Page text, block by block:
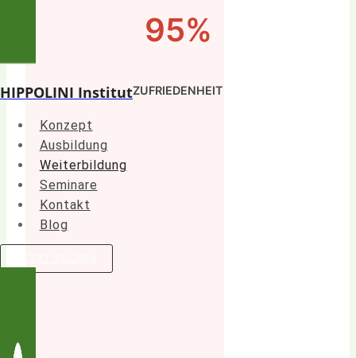
HIPPOLINI Institut
Konzept
Ausbildung
Weiterbildung
Seminare
Kontakt
Blog
95%
ZUFRIEDENHEIT